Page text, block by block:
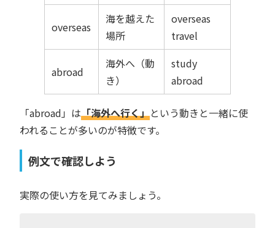
overseas
海を越えた
場所
overseas
travel
abroad
海外へ（動
き）
study
abroad
「abroad」は「海外へ行く」という動きと一緒に使
われることが多いのが特徴です。
例文で確認しよう
実際の使い方を見てみましょう。